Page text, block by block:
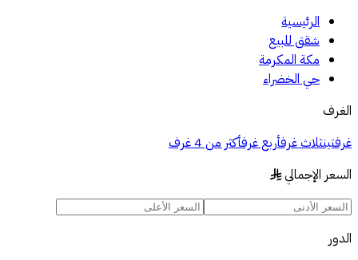
الرئيسية
شقق للبيع
مكة المكرمة
حي الخضراء
الغرف
غرفتينثلاث غرفأربع غرفأكثر من 4 غرف
السعر الإجمالي §
الدور